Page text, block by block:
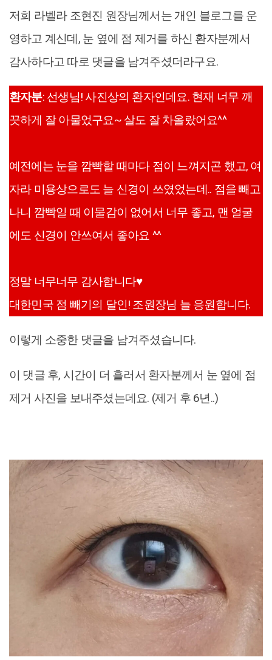
저희 라벨라 조현진 원장님께서는 개인 블로그를 운
영하고 계신데, 눈 옆에 점 제거를 하신 환자분께서
감사하다고 따로 댓글을 남겨주셨더라구요.
환자분: 선생님! 사진상의 환자인데요. 현재 너무 깨
끗하게 잘 아물었구요~ 살도 잘 차올랐어요^^
예전에는 눈을 깜빡할 때마다 점이 느껴지곤 했고, 여
자라 미용상으로도 늘 신경이 쓰였었는데.. 점을 빼고
나니 깜빡일 때 이물감이 없어서 너무 좋고, 맨 얼굴
에도 신경이 안쓰여서 좋아요 ^^
정말 너무너무 감사합니다♥
대한민국 점 빼기의 달인! 조원장님 늘 응원합니다.
이렇게 소중한 댓글을 남겨주셨습니다.
이 댓글 후, 시간이 더 흘러서 환자분께서 눈 옆에 점
제거 사진을 보내주셨는데요. (제거 후 6년..)